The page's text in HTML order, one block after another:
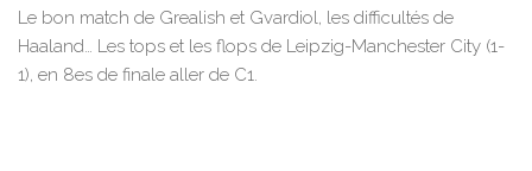
Le bon match de Grealish et Gvardiol, les difficultés de
Haaland… Les tops et les flops de Leipzig-Manchester City (1-
1), en 8es de finale aller de C1.